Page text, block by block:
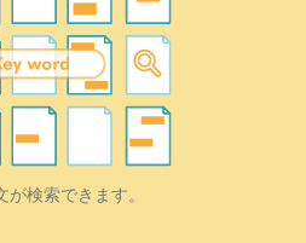
が検索できます。